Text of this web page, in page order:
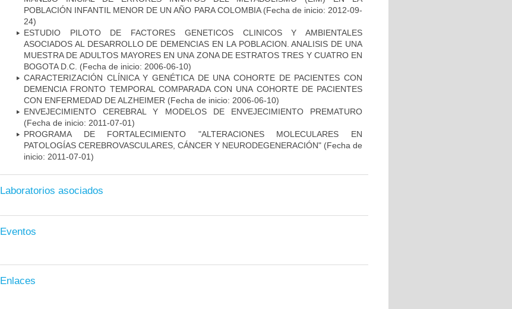
POBLACIÓN INFANTIL MENOR DE UN AÑO PARA COLOMBIA(Fecha de inicio: 2012-09-
24)
ESTUDIO PILOTO DE FACTORES GENETICOS CLINICOS Y AMBIENTALES
ASOCIADOS AL DESARROLLO DE DEMENCIAS EN LA POBLACION. ANALISIS DE UNA
MUESTRA DE ADULTOS MAYORES EN UNA ZONA DE ESTRATOS TRES Y CUATRO EN
BOGOTA D.C. (Fecha de inicio: 2006-06-10)
CARACTERIZACIÓN CLÍNICA Y GENÉTICA DE UNA COHORTE DE PACIENTES CON
DEMENCIA FRONTO TEMPORAL COMPARADA CON UNA COHORTE DE PACIENTES
CON ENFERMEDAD DE ALZHEIMER (Fecha de inicio: 2006-06-10)
ENVEJECIMIENTO CEREBRAL Y MODELOS DE ENVEJECIMIENTO PREMATURO
(Fecha de inicio: 2011-07-01)
PROGRAMA DE FORTALECIMIENTO "ALTERACIONES MOLECULARES EN
PATOLOGÍAS CEREBROVASCULARES, CÁNCER Y NEURODEGENERACIÓN" (Fecha de
inicio: 2011-07-01)
Laboratorios asociados
Eventos
Enlaces